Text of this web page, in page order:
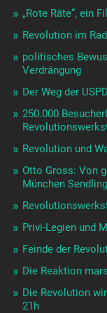
„Rote Räte“, ein
Revolution im
politisches
Verdrängung
Der Weg der
250.000
Revolution und
Otto Gross: Von
München
Privi-Legien und
Feinde der
Die Reaktion
Die Revolution
21h